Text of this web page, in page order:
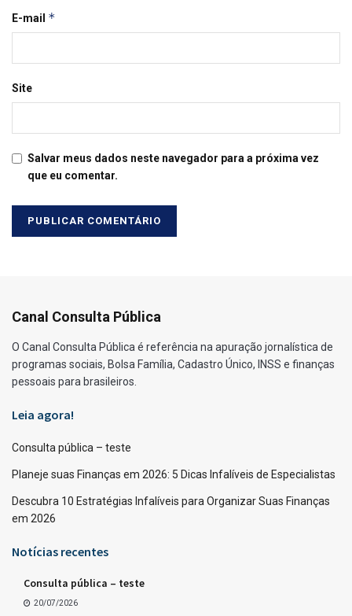
E-mail *
Site
Salvar meus dados neste navegador para a próxima vez
que eu comentar.
Canal Consulta Pública
O Canal Consulta Pública é referência na apuração jornalística de
programas sociais, Bolsa Família, Cadastro Único, INSS e finanças
pessoais para brasileiros.
Leia agora!
Consulta pública – teste
Planeje suas Finanças em 2026: 5 Dicas Infalíveis de Especialistas
Descubra 10 Estratégias Infalíveis para Organizar Suas Finanças
em 2026
Notícias recentes
Consulta pública – teste
20/07/2026